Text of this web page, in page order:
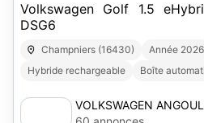
Volkswagen Golf 1.5
DSG6
Champniers (16430) Année 2026
Hybride rechargeable
Boîte
VOLKSWAGEN